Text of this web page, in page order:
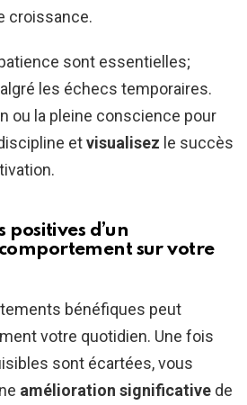
croissance.
sont essentielles;
les échecs temporaires.
ou la pleine conscience pour
etvisualisez le succès
positives d’un
sur votre
bénéfiques peut
votre quotidien. Une fois
sont écartées, vous
amélioration significative de